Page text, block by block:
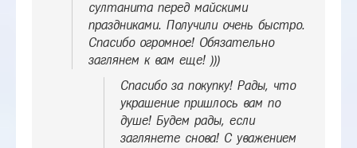
султанита перед майскими
праздниками. Получили очень быстро.
Спасибо огромное! Обязательно
заглянем к вам еще! )))
Спасибо за покупку! Рады, что
украшение пришлось вам по
душе! Будем рады, если
заглянете снова! С уважением